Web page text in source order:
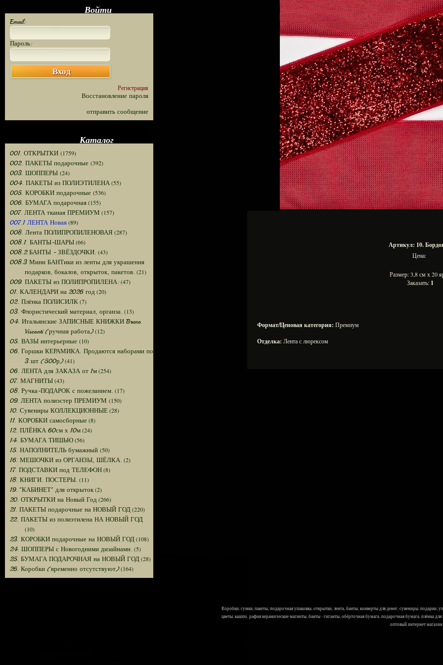
Войти
Email:
Пароль:
Вход
Регистрация
Восстановление пароля
отправить сообщение
Каталог
001. ОТКРЫТКИ (1759)
002. ПАКЕТЫ подарочные (392)
003. ШОППЕРЫ (24)
004. ПАКЕТЫ из ПОЛИЭТИЛЕНА(55)
005. КОРОБКИ подарочные (536)
006. БУМАГА подарочная(155)
007. ЛЕНТА тканая ПРЕМИУМ (157)
007.1 ЛЕНТА Новая(89)
008. Лента ПОЛИПРОПИЛЕНОВАЯ (287)
008.1. БАНТЫ-ШАРЫ(66)
008.2 БАНТЫ - ЗВЁЗДОЧКИ. (43)
008.3 Мини БАНТики из ленты для украшения
подарков, бокалов, открыток, пакетов. (21)
009. ПАКЕТЫ из ПОЛИПРОПИЛЕНА:(47)
01. КАЛЕНДАРИ на 2026 год (20)
02. Плёнка ПОЛИСИЛК(7)
03. Флористический материал, органза. (13)
04. Итальянские ЗАПИСНЫЕ КНИЖКИ Bruno
Visconti (ручная работа)(12)
05. ВАЗЫ интерьерные (10)
06. Горшки КЕРАМИКА. Продаются наборами по
3 шт (500р)(41)
06. ЛЕНТА для ЗАКАЗА от 1м(254)
07. МАГНИТЫ(43)
08. Ручка-ПОДАРОК с пожеланием. (17)
09. ЛЕНТА полиэстер ПРЕМИУМ (150)
10. Сувениры КОЛЛЕКЦИОННЫЕ(28)
11. КОРОБКИ самосборные(8)
12. ПЛЁНКА 60см х 10м(24)
14. БУМАГА ТИШЬЮ(56)
15. НАПОЛНИТЕЛЬ бумажный (50)
16. МЕШОЧКИ из ОРГАНЗЫ, ШЁЛКА. (2)
17. ПОДСТАВКИ под ТЕЛЕФОН(8)
18. КНИГИ. ПОСТЕРЫ. (11)
19. "КАБИНЕТ" для открыток(2)
20. ОТКРЫТКИ на Новый Год (266)
21. ПАКЕТЫ подарочные на НОВЫЙ ГОД(220)
22. ПАКЕТЫ из полиэтилена НА НОВЫЙ ГОД
(10)
23. КОРОБКИ подарочные на НОВЫЙ ГОД(108)
24. ШОППЕРЫ с Новогодними дизайнами. (5)
25. БУМАГА ПОДАРОЧНАЯ на НОВЫЙ ГОД(28)
26. Коробки (временно отсутствуют)(164)
Артикул: 10.
Цена:
Размер: 3,8 см х 20
Заказать: 1
Формат/Ценовая категория: Премиум
Отделка: Лента с люрексом
Коробки, сумки, пакеты, подарочная упаковка, открытки, лента, банты, конверты для денег, сувениры,
цветы, кашпо, рафия керамические магниты, банты - гиганты, обёрточная бумага, подарочная бумага, плёнка
оптовый интернет